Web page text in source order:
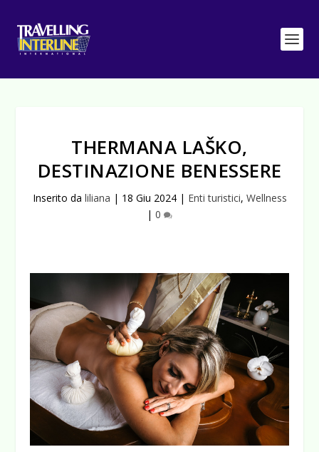
THERMANA LAŠKO,
DESTINAZIONE BENESSERE
Inserito da liliana | 18 Giu 2024| Enti turistici, Wellness
| 0